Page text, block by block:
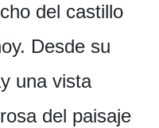
del castillo
Desde su
una vista
del paisaje